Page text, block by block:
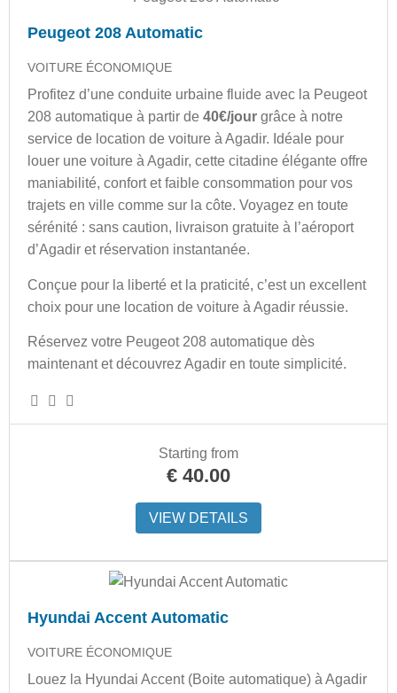
Peugeot 208 Automatic
VOITURE ÉCONOMIQUE
Profitez d’une conduite urbaine fluide avec la Peugeot
208 automatique à partir de 40€/jour grâce à notre
service de location de voiture à Agadir. Idéale pour
louer une voiture à Agadir, cette citadine élégante offre
maniabilité, confort et faible consommation pour vos
trajets en ville comme sur la côte. Voyagez en toute
sérénité : sans caution, livraison gratuite à l’aéroport
d’Agadir et réservation instantanée.
Conçue pour la liberté et la praticité, c’est un excellent
choix pour une location de voiture à Agadir réussie.
Réservez votre Peugeot 208 automatique dès
maintenant et découvrez Agadir en toute simplicité.
Starting from
€ 40.00
VIEW DETAILS
Hyundai Accent Automatic
VOITURE ÉCONOMIQUE
Louez la Hyundai Accent (Boite automatique) à Agadir